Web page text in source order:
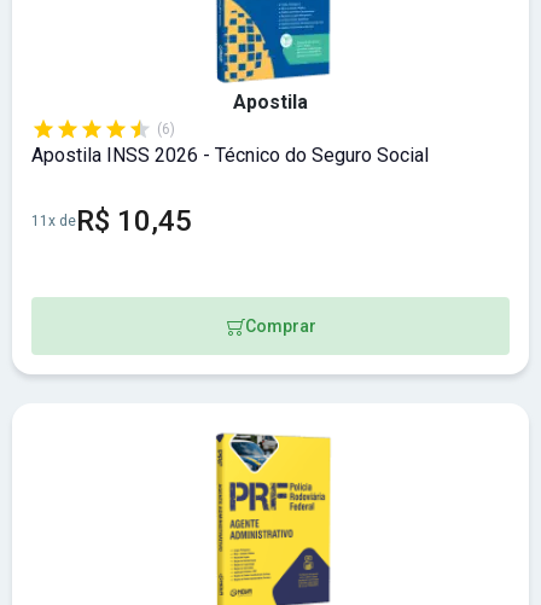
Apostila
(6)
Apostila INSS 2026 - Técnico do Seguro Social
11x deR$ 10,45
Comprar